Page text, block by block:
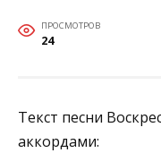
ПРОСМОТРОВ
24
Текст песни
аккордами: